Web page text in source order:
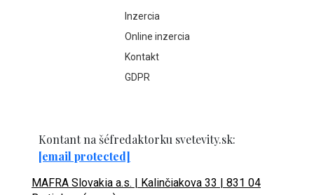
Inzercia
Online inzercia
Kontakt
GDPR
Kontant na šéfredaktorku svetevity.sk:
[email protected]
MAFRA Slovakia a.s. | Kalinčiakova 33 | 831 04